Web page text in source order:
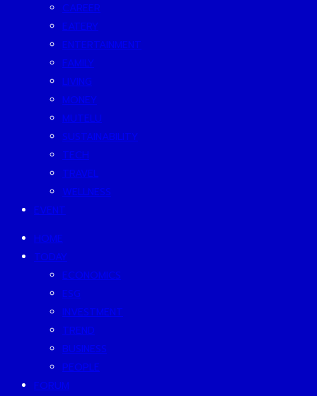
CAREER
EATERY
ENTERTAINMENT
FAMILY
LIVING
MONEY
MUTELU
SUSTAINABILITY
TECH
TRAVEL
WELLNESS
EVENT
HOME
TODAY
ECONOMICS
ESG
INVESTMENT
TREND
BUSINESS
PEOPLE
FORUM